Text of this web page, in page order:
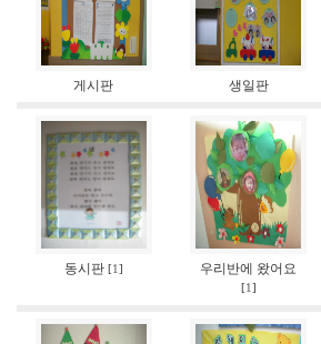
게시판 생일판
동시판 [1 ] 우리반에 왔어요
[1 ]